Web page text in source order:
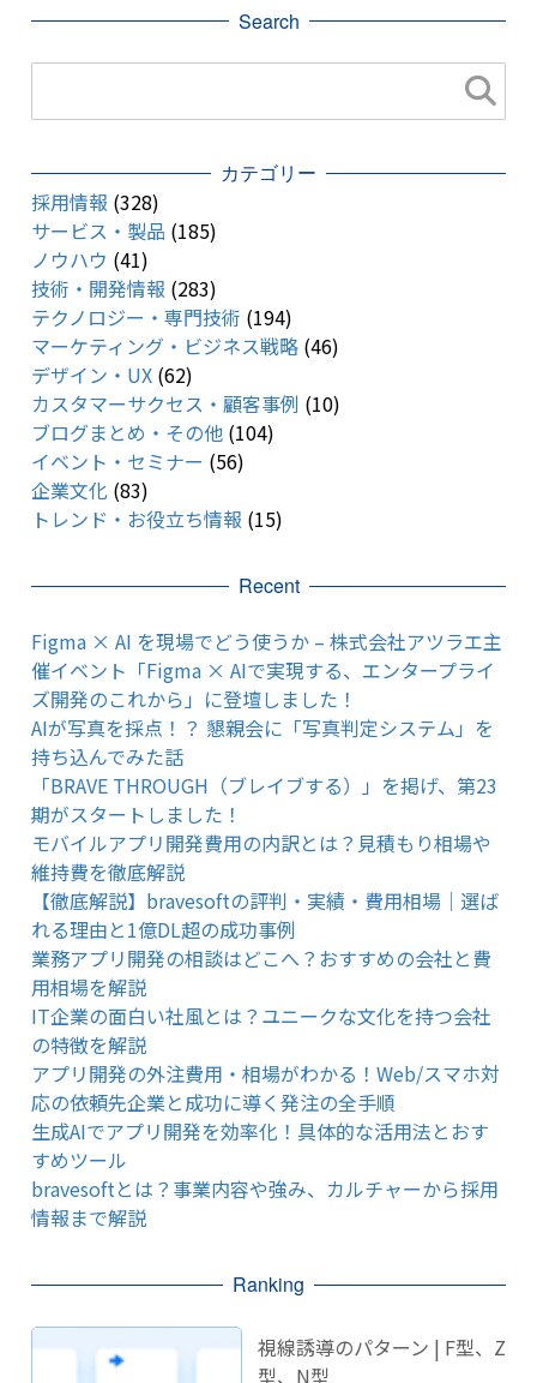
Search
カテゴリー
採用情報 (328)
サービス・製品 (185)
ノウハウ (41)
技術・開発情報 (283)
テクノロジー・専門技術 (194)
マーケティング・ビジネス戦略(46)
デザイン・UX(62)
カスタマーサクセス・顧客事例 (10)
ブログまとめ・その他(104)
イベント・セミナー (56)
企業文化 (83)
トレンド・お役立ち情報 (15)
Recent
Figma × AI を現場でどう使うか – 株式会社アツラエ主
催イベント「Figma × AIで実現する、エンタープライ
ズ開発のこれから」に登壇しました！
AIが写真を採点！？ 懇親会に「写真判定システム」を
持ち込んでみた話
「BRAVE THROUGH（ブレイブする）」を掲げ、第23
期がスタートしました！
モバイルアプリ開発費用の内訳とは？見積もり相場や
維持費を徹底解説
【徹底解説】bravesoftの評判・実績・費用相場｜選ば
れる理由と1億DL超の成功事例
業務アプリ開発の相談はどこへ？おすすめの会社と費
用相場を解説
IT企業の面白い社風とは？ユニークな文化を持つ会社
の特徴を解説
アプリ開発の外注費用・相場がわかる！Web/スマホ対
応の依頼先企業と成功に導く発注の全手順
生成AIでアプリ開発を効率化！具体的な活用法とおす
すめツール
bravesoftとは？事業内容や強み、カルチャーから採用
情報まで解説
Ranking
視線誘導のパターン | F型、Z
型、N型